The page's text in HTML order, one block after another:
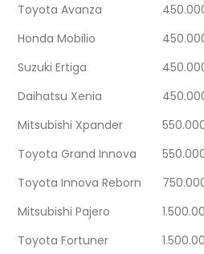
Toyota Avanza
Honda Mobilio
Suzuki Ertiga
Daihatsu Xenia
Mitsubishi Xpander
Toyota Grand Innova
Toyota Innova Reborn
Mitsubishi Pajero
Toyota Fortuner